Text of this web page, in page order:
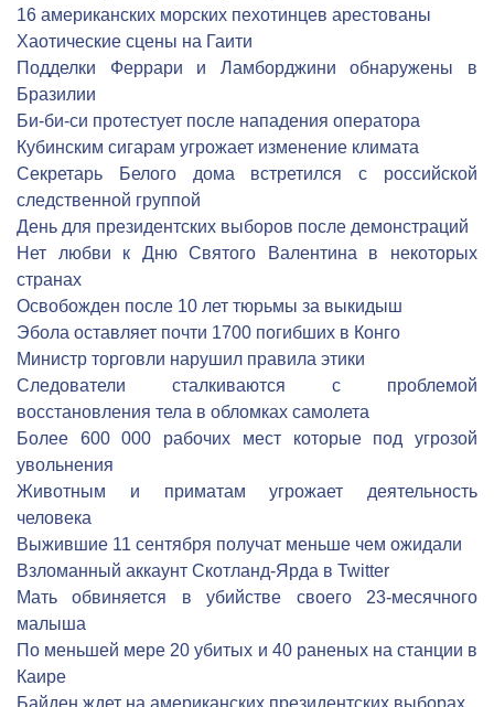
16 американских морских пехотинцев арестованы
Хаотические сцены на Гаити
Подделки Феррари и Ламборджини обнаружены в
Бразилии
Би-би-си протестует после нападения оператора
Кубинским сигарам угрожает изменение климата
Секретарь Белого дома встретился с российской
следственной группой
День для президентских выборов после демонстраций
Нет любви к Дню Святого Валентина в некоторых
странах
Освобожден после 10 лет тюрьмы за выкидыш
Эбола оставляет почти 1700 погибших в Конго
Министр торговли нарушил правила этики
Следователи сталкиваются с проблемой
восстановления тела в обломках самолета
Более 600 000 рабочих мест которые под угрозой
увольнения
Животным и приматам угрожает деятельность
человека
Выжившие 11 сентября получат меньше чем ожидали
Взломанный аккаунт Скотланд-Ярда в Twitter
Мать обвиняется в убийстве своего 23-месячного
малыша
По меньшей мере 20 убитых и 40 раненых на станции в
Каире
Байден ждет на американских президентских выборах